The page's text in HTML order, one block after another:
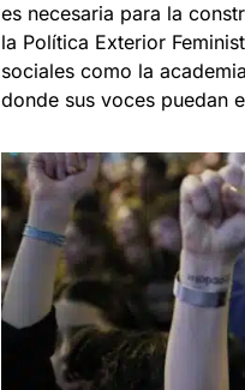
es necesaria para la
la Política Exterior
sociales como la
donde sus voces puedan